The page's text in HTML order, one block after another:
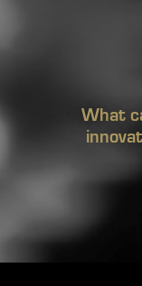
What